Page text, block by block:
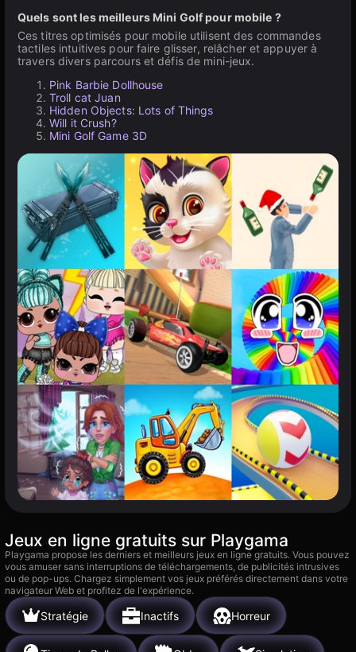
Quels sont les meilleurs Mini Golf pour mobile ?
Ces titres optimisés pour mobile utilisent des commandes
tactiles intuitives pour faire glisser, relâcher et appuyer à
travers divers parcours et défis de mini-jeux.
Pink Barbie Dollhouse
Troll cat Juan
Hidden Objects: Lots of Things
Will it Crush?
Mini Golf Game 3D
Jeux en ligne gratuits sur Playgama
Playgama propose les derniers et meilleurs jeux en ligne gratuits. Vous pouvez
vous amuser sans interruptions de téléchargements, de publicités intrusives
ou de pop-ups. Chargez simplement vos jeux préférés directement dans votre
navigateur Web et profitez de l'expérience.
Stratégie Inactifs Horreur